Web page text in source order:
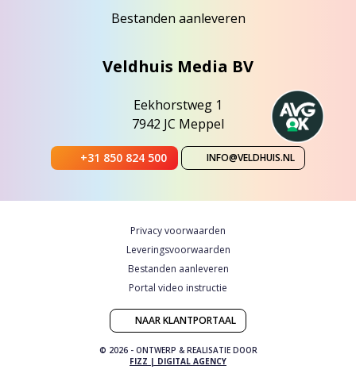
Bestanden aanleveren
Veldhuis Media BV
Eekhorstweg 1
7942 JC Meppel
+31 850 824 500 INFO@VELDHUIS.NL
© 2026 - ONTWERP & REALISATIE DOOR
FIZZ | DIGITAL AGENCY
Privacy voorwaarden
Leveringsvoorwaarden
Bestanden aanleveren
Portal video instructie
NAAR KLANTPORTAAL